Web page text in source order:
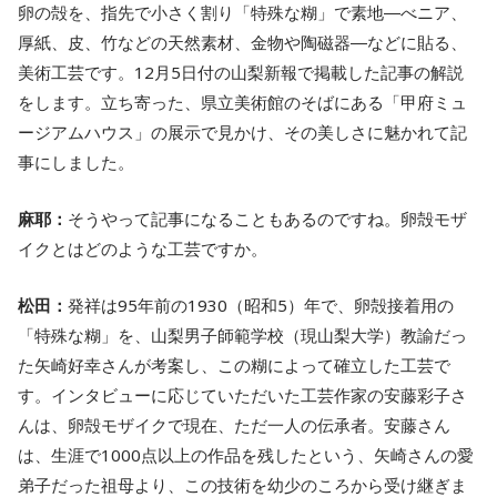
卵の殻を、指先で小さく割り「特殊な糊」で素地―べニア、
厚紙、皮、竹などの天然素材、金物や陶磁器―などに貼る、
美術工芸です。12月5日付の山梨新報で掲載した記事の解説
をします。立ち寄った、県立美術館のそばにある「甲府ミュ
ージアムハウス」の展示で見かけ、その美しさに魅かれて記
事にしました。
麻耶： そうやって記事になることもあるのですね。卵殻モザ
イクとはどのような工芸ですか。
松田： 発祥は95年前の1930（昭和5）年で、卵殻接着用の
「特殊な糊」を、山梨男子師範学校（現山梨大学）教諭だっ
た矢崎好幸さんが考案し、この糊によって確立した工芸で
す。インタビューに応じていただいた工芸作家の安藤彩子さ
んは、卵殻モザイクで現在、ただ一人の伝承者。安藤さん
は、生涯で1000点以上の作品を残したという、矢崎さんの愛
弟子だった祖母より、この技術を幼少のころから受け継ぎま